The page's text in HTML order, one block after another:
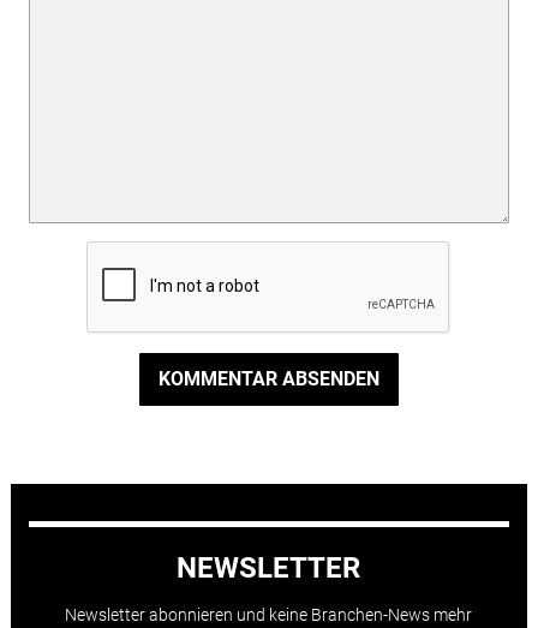
KOMMENTAR ABSENDEN
NEWSLETTER
Newsletter abonnieren und keine Branchen-News mehr